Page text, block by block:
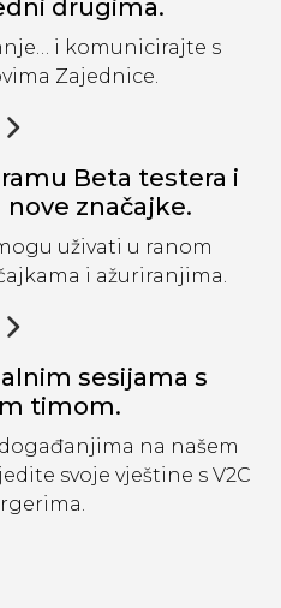
drugima.
i komunicirajte s
Zajednice.
Beta testera i
značajke.
uživati u ranom
i ažuriranjima.
sesijama s
timom.
na našem
svoje vještine s V2C